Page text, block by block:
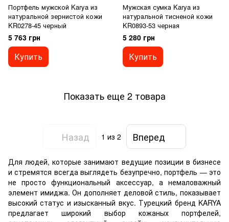
Портфель мужской Karya из
натуральной зернистой кожи
KR0278-45 черный
5 763 грн
Купить
Мужская сумка Karya из
натуральной тисненой кожи
KR0893-53 черная
5 280 грн
Купить
Показать еще 2 товара
Назад 1 из 2 Вперед
Для людей, которые занимают ведущие позиции в бизнесе
и стремятся всегда выглядеть безупречно, портфель — это
не просто функциональный аксессуар, а немаловажный
элемент имиджа. Он дополняет деловой стиль, показывает
высокий статус и изысканный вкус. Турецкий бренд KARYA
предлагает широкий выбор кожаных портфелей,